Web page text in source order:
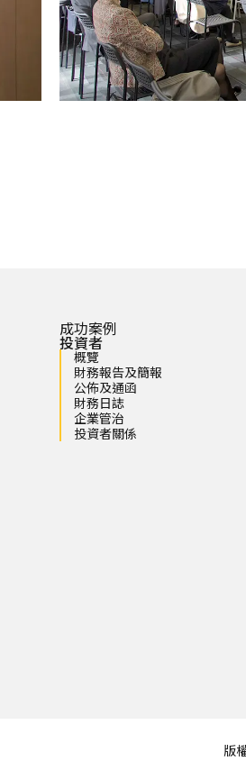
成功案例
投資者
概覽
財務報告及簡報
公佈及通函
財務日誌
企業管治
投資者關係
版